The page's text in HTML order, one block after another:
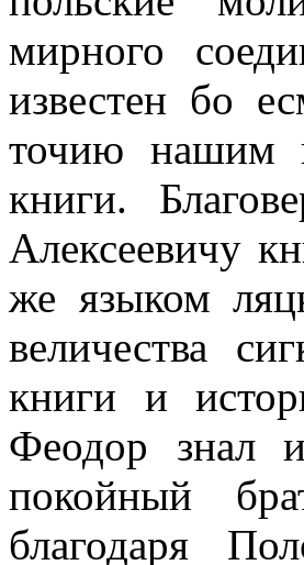
мирного
известен бо
точию нашим
книги.
Алексеевичу
же языком
величества
книги и
Феодор знал
покойный
благодаря